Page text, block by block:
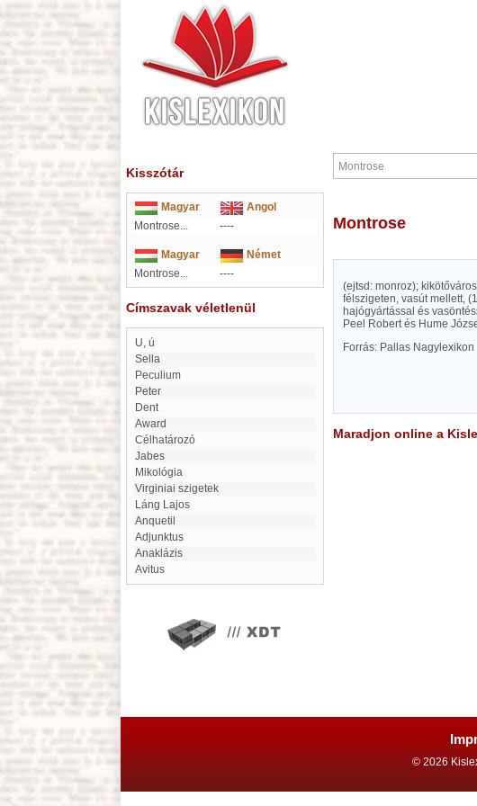
Kisszótár
Magyar
Angol
Montrose...
----
Magyar
Német
Montrose...
----
Címszavak véletlenül
U, ú
Sella
Peculium
Peter
Dent
Award
Célhatározó
Jabes
mikológia
Virginiai szigetek
Láng Lajos
Anquetil
adjunktus
Anaklázis
Avitus
Montrose
(ejtsd: monroz);
félszigeten, vasút mellett,
hajógyártással és
Peel Robert és Hume
Forrás: Pallas Nagylexikon
Maradjon online a
© 2026